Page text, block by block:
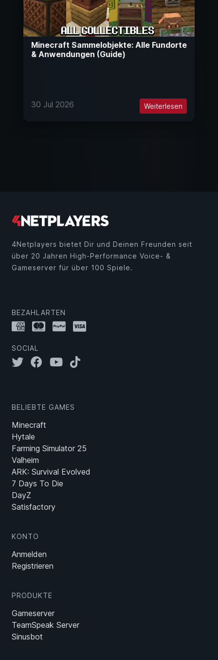
Minecraft Sammelobjekte: Alle Fundorte
& Anwendungen (Guide)
30 Jul 2026 Weiterlesen
4Netplayers bietet Dir und Deinen Freunden seit
über 20 Jahren High-Performance Voice- &
Gameserver für über 100 Spiele.
BEZAHLARTEN
SOCIAL
BELIEBTE GAMES
Minecraft
Hytale
Farming Simulator 25
Valheim
ARK: Survival Evolved
7 Days To Die
DayZ
Satisfactory
KONTO
Anmelden
Registrieren
PRODUKTE
Gameserver
TeamSpeak Server
Sinusbot